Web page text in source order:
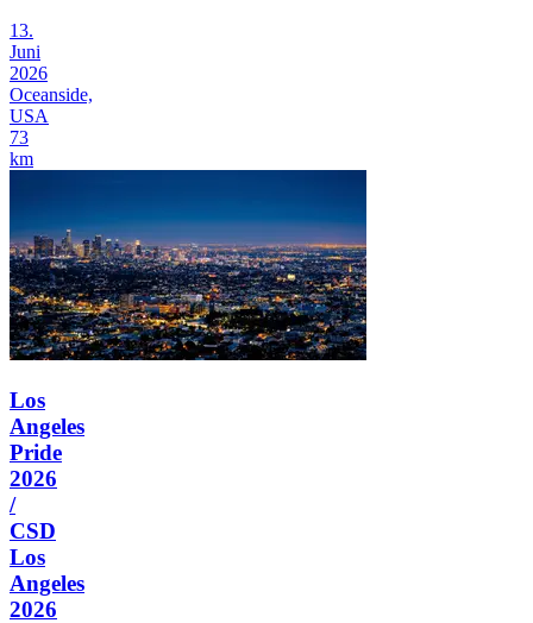
13.
Juni
2026
Oceanside,
USA
73
km
Los
Angeles
Pride
2026
/
CSD
Los
Angeles
2026